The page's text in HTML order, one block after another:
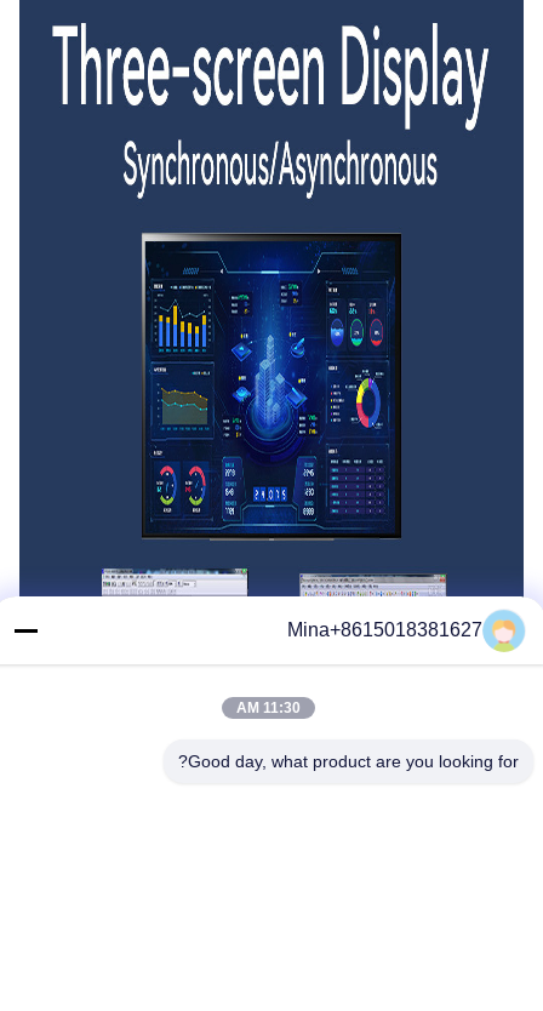
Mina+8615018381627
11:30 AM
Good day, what product are you looking for?